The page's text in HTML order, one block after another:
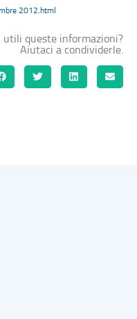
2012.html
utili queste informazioni?
Aiutaci a condividerle.